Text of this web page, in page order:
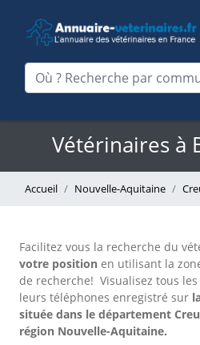
Vétérinaires à
Accueil Nouvelle-Aquitaine
Facilitez vous la recherche du
votre position en utilisant la
de recherche! Visualisez tous
leurs téléphones enregistré sur
située dans le département
région Nouvelle-Aquitaine.